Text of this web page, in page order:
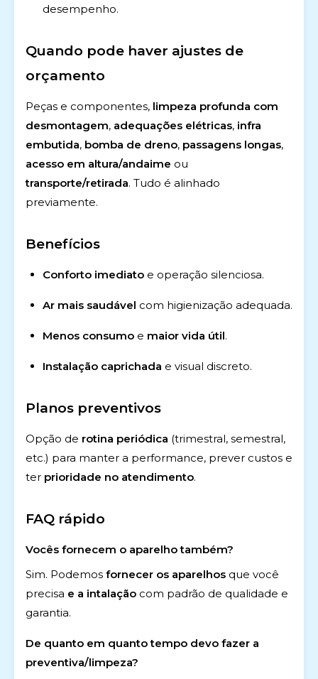
desempenho.
Quando pode haver ajustes de
orçamento
Peças e componentes, limpeza profunda com
desmontagem, adequações elétricas, infra
embutida, bomba de dreno, passagens longas,
acesso em altura/andaime ou
transporte/retirada. Tudo é alinhado
previamente.
Benefícios
Conforto imediato e operação silenciosa.
Ar mais saudável com higienização adequada.
Menos consumo e maior vida útil.
Instalação caprichada e visual discreto.
Planos preventivos
Opção de rotina periódica (trimestral, semestral,
etc.) para manter a performance, prever custos e
ter prioridade no atendimento.
FAQ rápido
Vocês fornecem o aparelho também?
Sim. Podemos fornecer os aparelhos que você
precisa e a intalação com padrão de qualidade e
garantia.
De quanto em quanto tempo devo fazer a
preventiva/limpeza?